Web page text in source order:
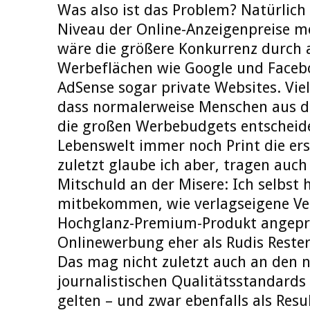
Was also ist das Problem?
Niveau der Online-Anzeigenpreise
wäre die größere Konkurrenz durch
Werbeflächen wie Google und
AdSense sogar private Websites.
dass normalerweise Menschen aus
die großen Werbebudgets
Lebenswelt immer noch Print die
zuletzt glaube ich aber, tragen
Mitschuld an der Misere: Ich selbst
mitbekommen, wie verlagseigene
Hochglanz-Premium-Produkt
Onlinewerbung eher als Rudis
Das mag nicht zuletzt auch an den
journalistischen Qualitätsstandards
gelten – und zwar ebenfalls als